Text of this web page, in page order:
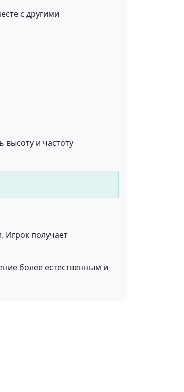
с другими
высоту и частоту
Игрок получает
более естественным и